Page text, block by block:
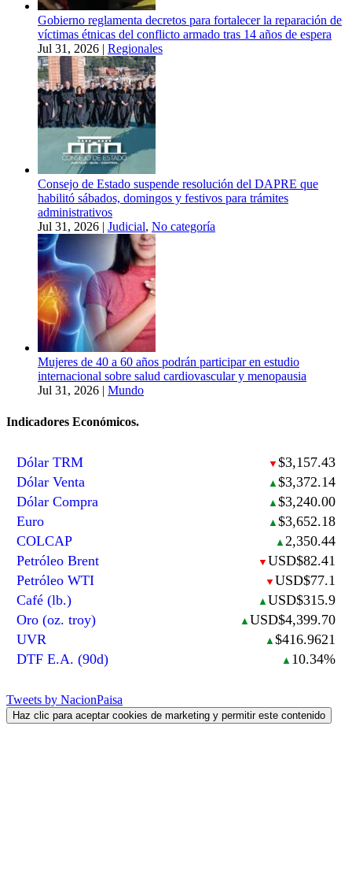
Gobierno reglamenta decretos para fortalecer la reparación de
víctimas étnicas del conflicto armado tras 14 años de espera
Jul 31, 2026 | Regionales
Consejo de Estado suspende resolución del DAPRE que
habilitó sábados, domingos y festivos para trámites
administrativos
Jul 31, 2026 | Judicial, No categoría
Mujeres de 40 a 60 años podrán participar en estudio
internacional sobre salud cardiovascular y menopausia
Jul 31, 2026 | Mundo
Indicadores Económicos.
Dólar TRM ▼ $3,157.43
Dólar Venta
▲ $3,372.14
Dólar Compra
▲ $3,240.00
Euro
▲ $3,652.18
COLCAP
▲ 2,350.44
Petróleo Brent
▼ USD$82.41
Petróleo WTI
▼ USD$77.1
Café (lb.)
▲ USD$315.9
Oro (oz. troy)
▲ USD$4,399.70
UVR
▲ $416.9621
DTF E.A. (90d)
▲ 10.34%
Tweets by NacionPaisa
Haz clic para aceptar cookies de marketing y permitir este contenido